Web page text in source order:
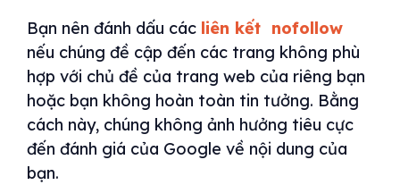
Bạn nên đánh dấu các liên kết nofollow
nếu chúng đề cập đến các trang không phù
hợp với chủ đề của trang web của riêng bạn
hoặc bạn không hoàn toàn tin tưởng. Bằng
cách này, chúng không ảnh hưởng tiêu cực
đến đánh giá của Google về nội dung của
bạn.